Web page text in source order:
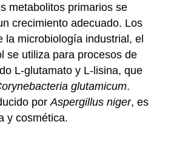
metabolitos primarios se
crecimiento adecuado. Los
microbiología industrial, el
se utiliza para procesos de
L-glutamato y L-lisina, que
glutamicum.
porAspergillus niger, es
y cosmética.